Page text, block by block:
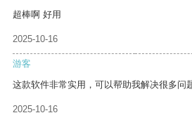
超棒啊 好用
2025-10-16
游客
这款软件非常实用，可以帮助我解决很多问
2025-10-16